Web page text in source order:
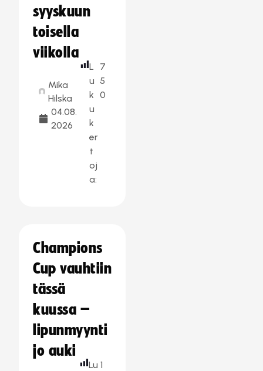
syyskuun
toisella
viikolla
Mika
Hilska
04.08.
2026
L
u
k
u
k
er
t
oj
a:
7
5
0
Champions
Cup vauhtiin
tässä
kuussa –
lipunmyynti
jo auki
Lu 1